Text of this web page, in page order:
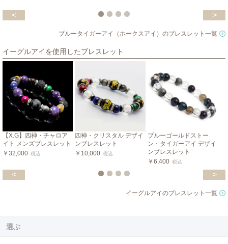
< >
ブルータイガーアイ（ホークスアイ）のブレスレット一覧
イーグルアイを使用したブレスレット
【X.G】四神・チャロア
イト メンズブレスレット
￥32,000 税込
四神・クリスタル デザイ
ンブレスレット
￥10,000 税込
ブルーゴールドストー
ン・タイガーアイ デザイ
ンブレスレット
￥6,400 税込
< >
イーグルアイのブレスレット一覧
選ぶ